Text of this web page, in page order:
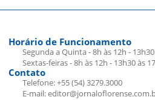
Horário de Funcionamento
Segunda a Quinta - 8h às 12h -
Sextas-feiras - 8h às 12h - 13h30 às
Contato
Telefone: +55 (54) 3279.3000
E-mail: